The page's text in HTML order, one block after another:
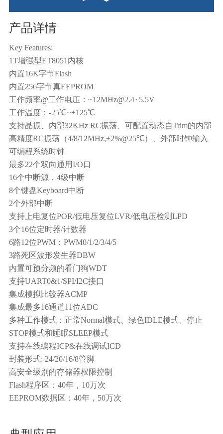
产品详情
Key Features:
1T增强型ET8051内核
内置16K字节Flash
内置256字节真EEPROM
工作频率@工作电压：~12MHz@2.4~5.5V
工作温度：-25℃~+125℃
支持晶振、内部32KHz RC振荡、可配置动态自Trim的内部
高精度RC振荡（4/8/12MHz,±2%@25℃）、外部时钟输入
可编程系统时钟
最多22个双向通用I/O口
16个中断源，4级中断
8个键盘Keyboard中断
2个外部中断
支持上电复位POR/低电压复位LVR/低电压检测LPD
3个16位定时器/计数器
6路12位PWM：PWM0/1/2/3/4/5
3路死区波形发生器DBW
内置可预分频的看门狗WDT
支持UART0&1/SPI/I2C接口
集成模拟比较器ACMP
集成最多16通道11位ADC
多种工作模式：正常Normal模式、绿色IDLE模式、停止
STOP模式和睡眠SLEEP模式
支持在线编程ICP&在线调试ICD
封装形式: 24/20/16/8管脚
高安全级别的存储器权限控制
Flash程序区：40年，10万次
EEPROM数据区：40年，50万次